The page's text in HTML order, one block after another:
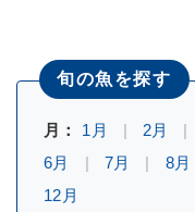
旬の魚を探す
月： 1月 2月
6月
7月 8月
12月